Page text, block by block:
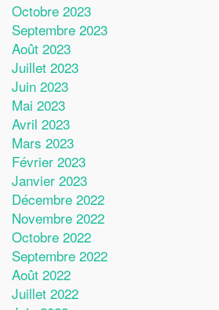
Octobre 2023
Septembre 2023
Août 2023
Juillet 2023
Juin 2023
Mai 2023
Avril 2023
Mars 2023
Février 2023
Janvier 2023
Décembre 2022
Novembre 2022
Octobre 2022
Septembre 2022
Août 2022
Juillet 2022